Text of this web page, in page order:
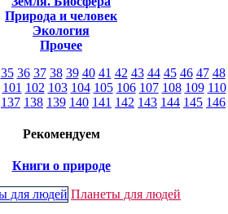
Природа и человек
Экология
Прочее
35 36 37 38 39 40 41 42 43 44 45 46 47 48
101 102 103 104 105 106 107 108 109 110
137 138 139 140 141 142 143 144 145 146
Рекомендуем
Книги о природе
Планеты для людей